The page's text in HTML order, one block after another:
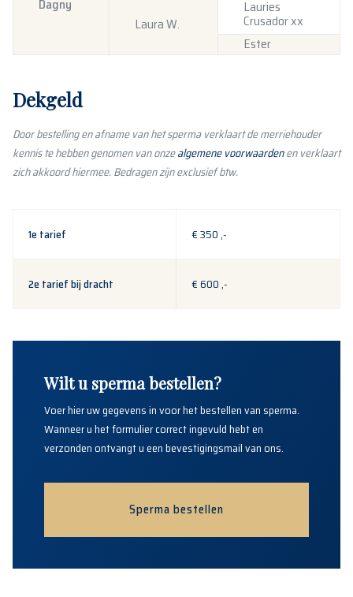
Dagny
Laura W.
Lauries
Crusador xx
Ester
Dekgeld
Door bestelling en afname van het sperma verklaart de merriehouder
kennis te hebben genomen van onzealgemene voorwaardenen verklaart
zich akkoord hiermee. Bedragen zijn exclusief btw.
1e tarief € 350 ,-
2e tarief bij dracht € 600 ,-
Wilt u sperma bestellen?
Voer hier uw gegevens in voor het bestellen van sperma.
Wanneer u het formulier correct ingevuld hebt en
verzonden ontvangt u een bevestigingsmail van ons.
Sperma bestellen